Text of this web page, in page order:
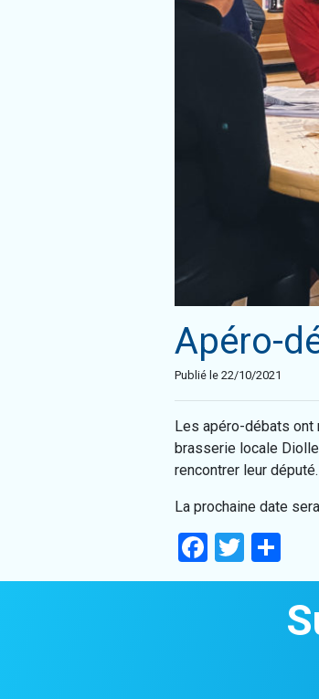
Apéro-
Publié le 22/10/2021
Les apéro-débats ont
brasserie locale
rencontrer leur
La prochaine date
Facebook
Twitter